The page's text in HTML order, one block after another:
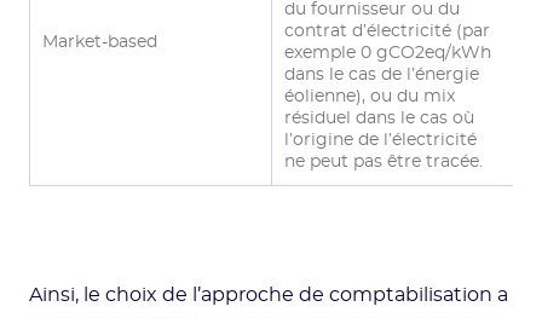
Market-based
du fournisseur ou du
contrat d’électricité (par
exemple 0 gCO2eq/kWh
dans le cas de l’énergie
éolienne), ou du mix
résiduel dans le cas où
l’origine de l’électricité
ne peut pas être tracée.
Ainsi, le choix de l’approche de comptabilisation a